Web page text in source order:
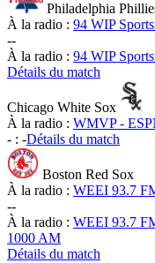
Philadelphia
À la radio : 94 WIP
--
À la radio : 94 WIP
Détails du match
Chicago White Sox
À la radio : WMVP -
- : -Détails du match
Boston Red Sox
À la radio : WEEI 93.7
--
À la radio : WEEI 93.7
1000 AM
Détails du match